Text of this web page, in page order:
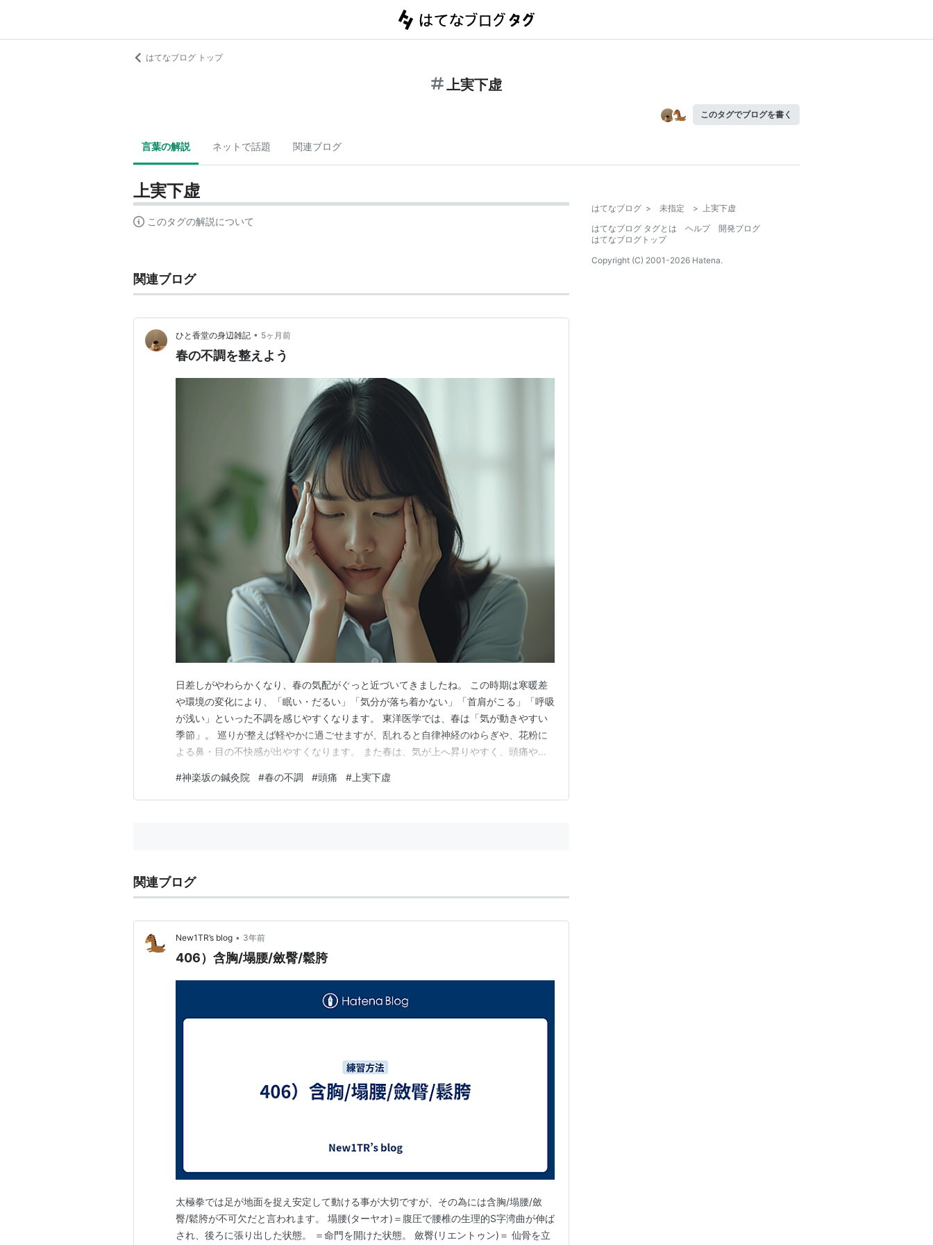
はてなブログ トップ
上実下虚
このタグでブログを書く
言葉の解説 ネットで話題 関連ブログ
上実下虚
このタグの解説について
関連ブログ
ひと香堂の身辺雑記 • 5ヶ月前
春の不調を整えよう
日差しがやわらかくなり、春の気配がぐっと近づいてきましたね。 この時期は寒暖差
や環境の変化により、「眠い・だるい」「気分が落ち着かない」「首肩がこる」「呼吸
が浅い」といった不調を感じやすくなります。 東洋医学では、春は「気が動きやすい
季節」。 巡りが整えば軽やかに過ごせますが、乱れると自律神経のゆらぎや、花粉に
よる鼻・目の不快感が出やすくなります。 また春は、気が上へ昇りやすく、頭痛やめ
い現代人にとっては、その状態がさらに強まりやすい季節といえるでしょう。 そこで
今回は、ご自宅でできる簡単な整え方をご紹介いたします。…
#神楽坂の鍼灸院 #春の不調 #頭痛 # 上実下虚
関連ブログ
New1TR’s blog • 3年前
406）含胸/塌腰/斂臀/鬆胯
太極拳では足が地面を捉え安定して動ける事が大切ですが、その為には含胸/塌腰/斂
臀/鬆胯が不可欠だと言われます。 塌腰(ターヤオ)＝腹圧で腰椎の生理的S字湾曲が伸ば
され、後ろに張り出した状態。 ＝命門を開けた状態。 斂臀(リエントゥン)＝ 仙骨を立
はてなブログ > 未指定 > 上実下虚
はてなブログ タグとは
ヘルプ
開発ブログ
はてなブログトップ
Copyright (C) 2001-2026 Hatena.